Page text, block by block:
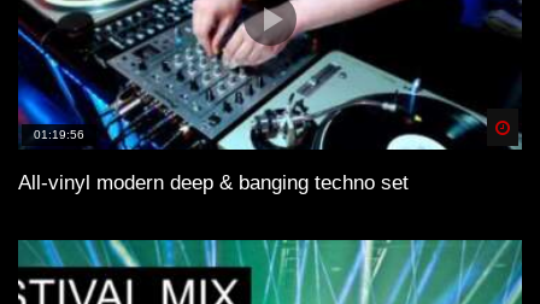
01:19:56
All-vinyl modern deep & banging techno set